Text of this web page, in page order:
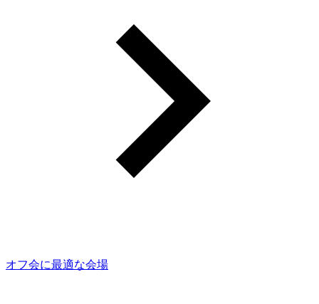
オフ会に最適な会場